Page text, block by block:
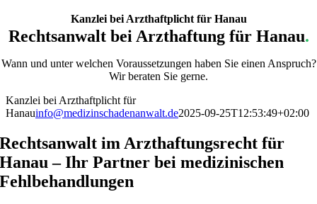
Kanzlei bei Arzthaftplicht für Hanau
Rechtsanwalt bei Arzthaftung für Hanau.
Wann und unter welchen Voraussetzungen haben Sie einen Anspruch?
Wir beraten Sie gerne.
Kanzlei bei Arzthaftplicht für
Hanauinfo@medizinschadenanwalt.de2025-09-25T12:53:49+02:00
Rechtsanwalt im Arzthaftungsrecht für
Hanau – Ihr Partner bei medizinischen
Fehlbehandlungen